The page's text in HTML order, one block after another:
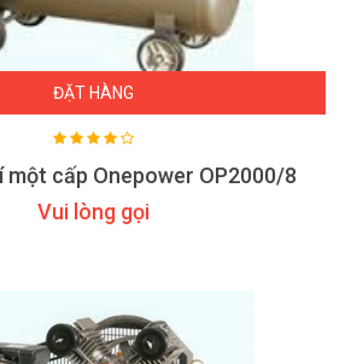
ĐẶT HÀNG
một cấp Onepower OP2000/8
Vui lòng gọi